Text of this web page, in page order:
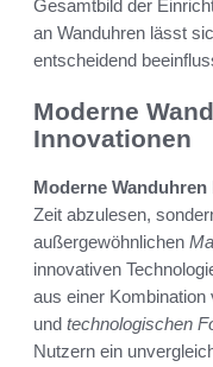
Gesamtbild der
an Wanduhren lässt
entscheidend
Moderne
Innovationen
Moderne Wanduhren
Zeit abzulesen,
außergewöhnlichen
innovativen
aus einer
und technologischen
Nutzern ein